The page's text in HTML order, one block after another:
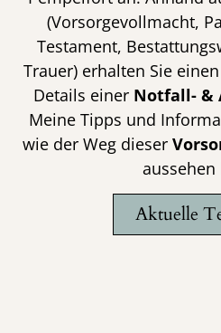
(Vorsorgevollmacht,
Testament,
Trauer) erhalten Sie
Details einer Notfall- &
Meine Tipps und
wie der Weg dieser
aussehen
Aktuelle